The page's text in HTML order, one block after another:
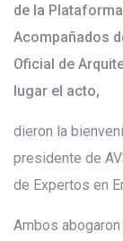
de la
Acompañados
Oficial de
lugar el acto,
dieron la
presidente de
de Expertos en
Ambos